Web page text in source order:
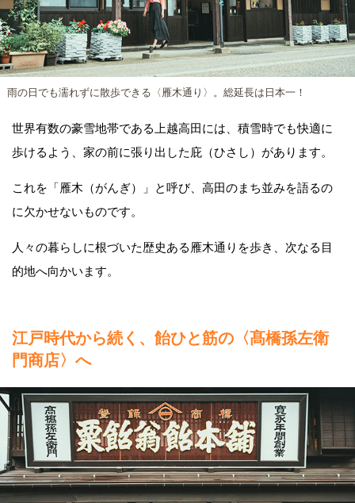
雨の日でも濡れずに散歩できる〈雁木通り〉。総延長は日本一！
世界有数の豪雪地帯である上越高田には、積雪時でも快適に
歩けるよう、家の前に張り出した庇（ひさし）があります。
これを「雁木（がんぎ）」と呼び、高田のまち並みを語るの
に欠かせないものです。
人々の暮らしに根づいた歴史ある雁木通りを歩き、次なる目
的地へ向かいます。
江戸時代から続く、飴ひと筋の〈髙橋孫左衛
門商店〉へ